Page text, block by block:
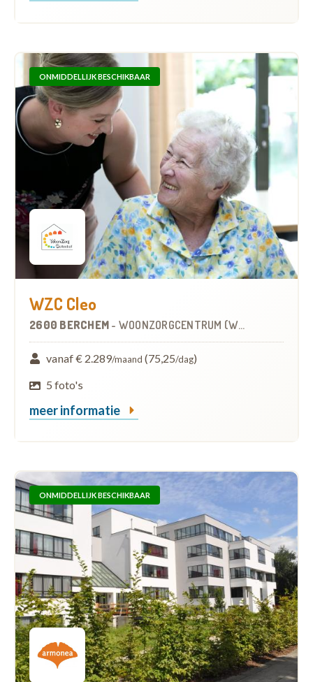
ONMIDDELLIJK BESCHIKBAAR
WZC Cleo
2600 BERCHEM - WOONZORGCENTRUM (WZC)
vanaf € 2.289/maand (75,25/dag)
5 foto's
meer informatie
ONMIDDELLIJK BESCHIKBAAR